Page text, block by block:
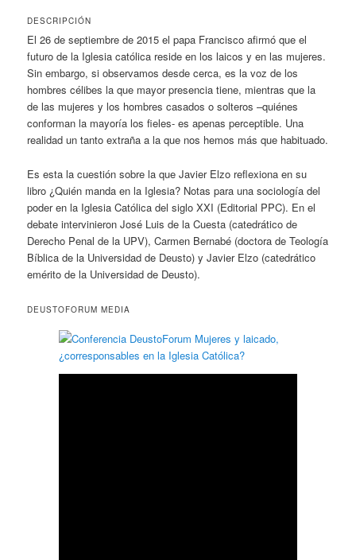
DESCRIPCIÓN
El 26 de septiembre de 2015 el papa Francisco afirmó que el
futuro de la Iglesia católica reside en los laicos y en las mujeres.
Sin embargo, si observamos desde cerca, es la voz de los
hombres célibes la que mayor presencia tiene, mientras que la
de las mujeres y los hombres casados o solteros –quiénes
conforman la mayoría los fieles- es apenas perceptible. Una
realidad un tanto extraña a la que nos hemos más que habituado.
Es esta la cuestión sobre la que Javier Elzo reflexiona en su
libro ¿Quién manda en la Iglesia? Notas para una sociología del
poder en la Iglesia Católica del siglo XXI (Editorial PPC). En el
debate intervinieron José Luis de la Cuesta (catedrático de
Derecho Penal de la UPV), Carmen Bernabé (doctora de Teología
Bíblica de la Universidad de Deusto) y Javier Elzo (catedrático
emérito de la Universidad de Deusto).
DEUSTOFORUM MEDIA